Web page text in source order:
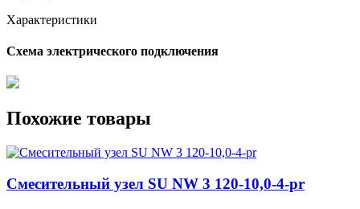
Характеристики
Схема электрического подключения
Похожие товары
Смесительный узел SU NW 3 120-10,0-4-pr